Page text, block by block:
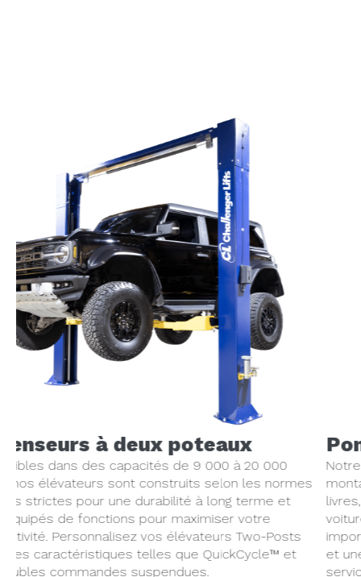
Ponts élévateurs à 4 montants
Notre gamme polyvalente de ponts élévateurs à quatre
montants, d'une capacité allant de 14 000 à 60 000
livres, prend en charge tous les types de véhicules, des
voitures et des camions aux véhicules de flotte plus
importants, garantissant un fonctionnement sans heurts
et une longévité pour tous les projets ou centres de
service.